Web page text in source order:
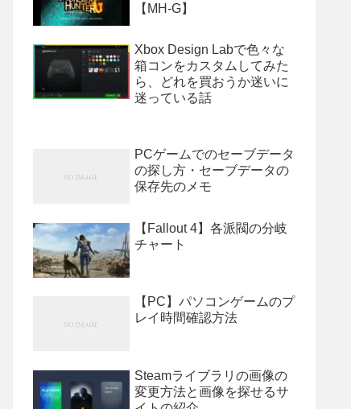
【MH-G】
Xbox Design Labで色々な
箱コンをカスタムしてみた
ら、どれを買おうか迷いに
迷っている話
PCゲームでのセーブデータ
の探し方・セーブデータの
保存先のメモ
【Fallout 4】各派閥の分岐
チャート
【PC】パソコンゲームのプ
レイ時間確認方法
Steamライブラリの画像の
変更方法と画像を探せるサ